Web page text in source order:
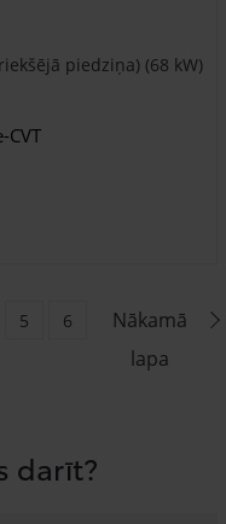
piedziņa) (68 kW)
CVT
Nākamā
lapa
5
6
darīt?